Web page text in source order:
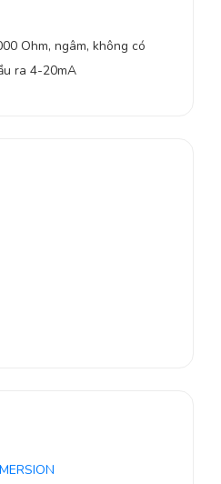
Ohm, ngâm, không có
ra 4-20mA